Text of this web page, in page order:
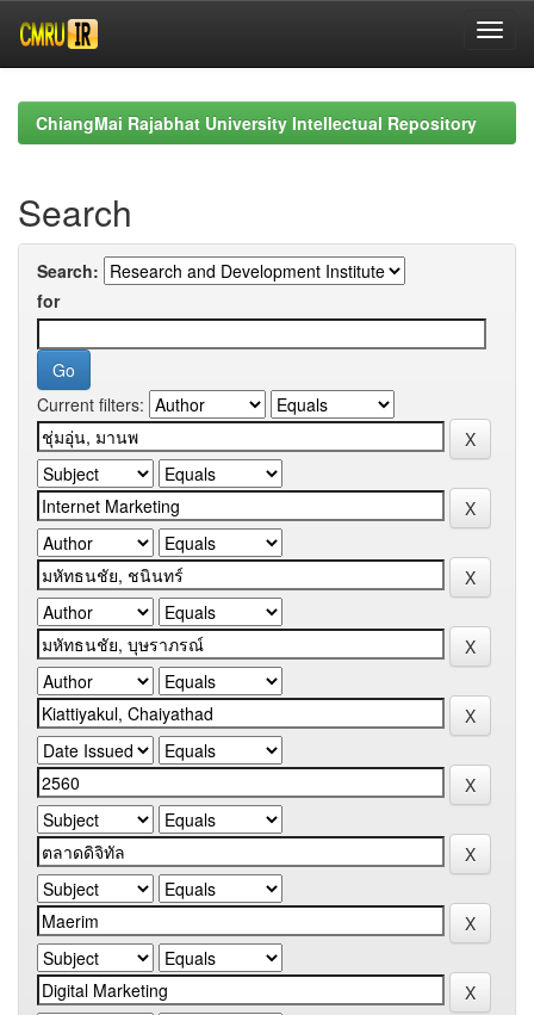
navigationChiangMai Rajabhat University Intellectual Repository
Search
Search:
for
Current filters: